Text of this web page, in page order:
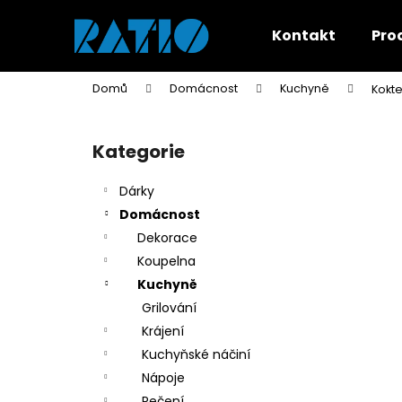
Kontakt
Domů Domácnost Kuchyně
Přeskočit
kategorie
Kategorie
Dárky
Domácnost
Dekorace
Koupelna
Kuchyně
Grilování
Krájení
Kuchyňské náčiní
Nápoje
í
Zpět
do
obchodu
Zpět
do
obchodu